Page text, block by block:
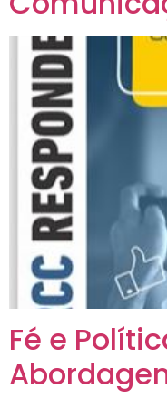
Fé e